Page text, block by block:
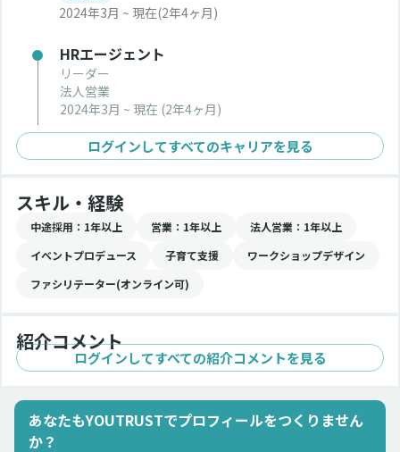
2024年3月 ~ 現在(2年4ヶ月)
HRエージェント
リーダー
法人営業
2024年3月 ~ 現在 (2年4ヶ月)
ログインしてすべてのキャリアを見る
スキル・経験
中途採用 ：1年以上 営業 ：1年以上 法人営業 ：1年以上
イベントプロデュース
子育て支援
ワークショップデザイン
ファシリテーター(オンライン可)
紹介コメント
ログインしてすべての紹介コメントを見る
あなたもYOUTRUSTでプロフィールをつくりません
か？